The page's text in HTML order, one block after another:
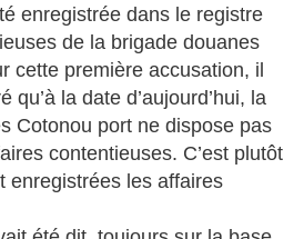
enregistrée dans le registre
de la brigade douanes
cette première accusation, il
qu’à la date d’aujourd’hui, la
Cotonou port ne dispose pas
contentieuses. C’est plutôt
enregistrées les affaires